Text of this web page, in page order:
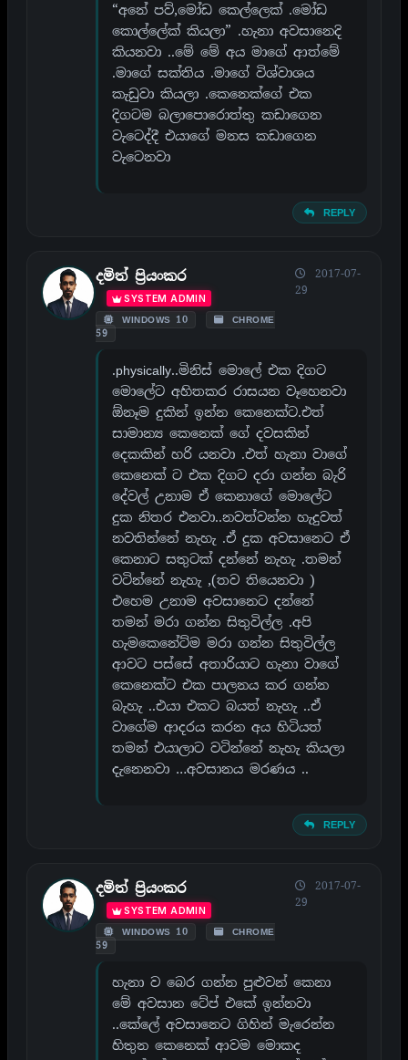
“අනේ පව්,මෝඩ කෙල්ලෙක් .මෝඩ
කොල්ලේක් කියලා” .හැනා අවසානෙදි
කියනවා ..මේ මේ අය මාගේ ආත්මේ
.මාගේ සක්තිය .මාගේ විශ්වාශය
කැඩුවා කියලා .කෙනෙක්ගේ එක
දිගටම බලාපොරොත්තු කඩාගෙන
වැටෙද්දී එයාගේ මනස කඩාගෙන
වැටෙනවා
REPLY
දමිත් ප්‍රියංකර
SYSTEM ADMIN
WINDOWS 10
CHROME
59
2017-07-
29
.physically..මිනිස් මොලේ එක දිගට
මොලේට අහිතකර රාසයන වෑහෙනවා
ඕනෑම දුකින් ඉන්න කෙනෙක්ට.එත්
සාමාන්‍ය කෙනෙක් ගේ දවසකින්
දෙකකින් හරි යනවා .එත් හැනා වාගේ
කෙනෙක් ට එක දිගට දරා ගන්න බැරි
දේවල් උනාම ඒ කෙනාගේ මොලේට
දුක නිතර එනවා..නවත්වන්න හැදුවත්
නවතින්නේ නැහැ .ඒ දුක අවසානෙට ඒ
කෙනාට සතුටක් දන්නේ නැහැ .තමන්
වටින්නේ නැහැ ,(තව තියෙනවා )
එහෙම උනාම අවසානෙට දන්නේ
තමන් මරා ගන්න සිතුවිල්ල .අපි
හැමකෙනේට්ම මරා ගන්න සිතුවිල්ල
ආවට පස්සේ අතාරියාට හැනා වාගේ
කෙනෙක්ට එක පාලනය කර ගන්න
බැහැ ..එයා එකට බයත් නැහැ ..ඒ
වාගේම ආදරය කරන අය හිටියත්
තමන් එයාලාට වටින්නේ නැහැ කියලා
දැනෙනවා …අවසානය මරණය ..
REPLY
දමිත් ප්‍රියංකර
SYSTEM ADMIN
WINDOWS 10
CHROME
59
2017-07-
29
හැනා ව බෙර ගන්න පුළුවන් කෙනා
මේ අවසාන ටේප් එකේ ඉන්නවා
..කේලේ අවසානෙට ගිහින් මැරෙන්න
හිතුන කෙනෙක් ආවම මොකද